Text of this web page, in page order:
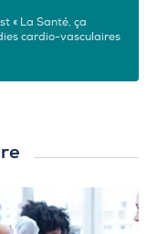
« La Santé, ça
cardio-vasculaires